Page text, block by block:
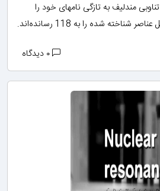
مندلیف به تازگی نامهای خود را
شده را به 118 رسانده‌اند.